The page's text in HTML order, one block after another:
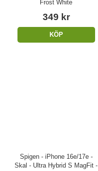
Frost White
349 kr
KÖP
Spigen - iPhone 16e/17e -
Skal - Ultra Hybrid S MagFit -